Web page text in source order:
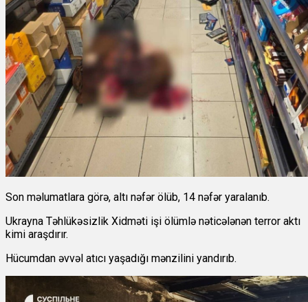
Son məlumatlara görə, altı nəfər ölüb, 14 nəfər yaralanıb.
Ukrayna Təhlükəsizlik Xidməti işi ölümlə nəticələnən terror aktı
kimi araşdırır.
Hücumdan əvvəl atıcı yaşadığı mənzilini yandırıb.